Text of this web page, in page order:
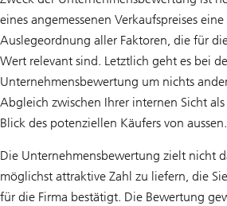
eines angemessenen Verkaufspreises
Auslegeordnung aller Faktoren, die für
Wert relevant sind. Letztlich geht es bei
Unternehmensbewertung um nichts
Abgleich zwischen Ihrer internen Sicht
Blick des potenziellen Käufers von aussen.
Die Unternehmensbewertung zielt nicht
möglichst attraktive Zahl zu liefern, die
für die Firma bestätigt. Die Bewertung